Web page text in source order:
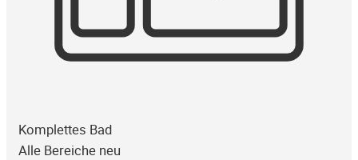
Komplettes Bad
Alle Bereiche neu